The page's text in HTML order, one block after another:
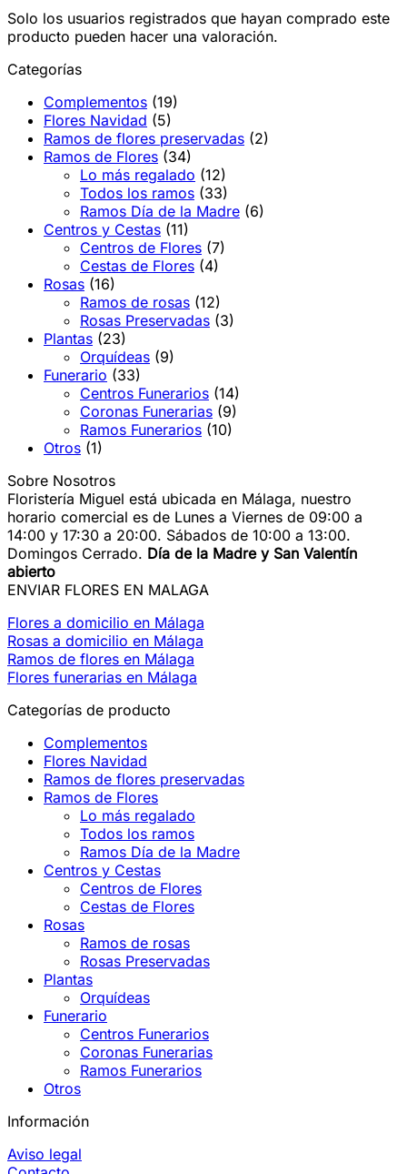
Solo los usuarios registrados que hayan comprado este
producto pueden hacer una valoración.
Categorías
Complementos (19)
Flores Navidad (5)
Ramos de flores preservadas (2)
Ramos de Flores (34)
Lo más regalado (12)
Todos los ramos (33)
Ramos Día de la Madre (6)
Centros y Cestas (11)
Centros de Flores (7)
Cestas de Flores (4)
Rosas (16)
Ramos de rosas (12)
Rosas Preservadas (3)
Plantas (23)
Orquídeas (9)
Funerario (33)
Centros Funerarios (14)
Coronas Funerarias (9)
Ramos Funerarios (10)
Otros (1)
Sobre Nosotros
Floristería Miguel está ubicada en Málaga, nuestro
horario comercial es de Lunes a Viernes de 09:00 a
14:00 y 17:30 a 20:00. Sábados de 10:00 a 13:00.
Domingos Cerrado. Día de la Madre y San Valentín
abierto
ENVIAR FLORES EN MALAGA
Flores a domicilio en Málaga
Rosas a domicilio en Málaga
Ramos de flores en Málaga
Flores funerarias en Málaga
Categorías de producto
Complementos
Flores Navidad
Ramos de flores preservadas
Ramos de Flores
Lo más regalado
Todos los ramos
Ramos Día de la Madre
Centros y Cestas
Centros de Flores
Cestas de Flores
Rosas
Ramos de rosas
Rosas Preservadas
Plantas
Orquídeas
Funerario
Centros Funerarios
Coronas Funerarias
Ramos Funerarios
Otros
Información
Aviso legal